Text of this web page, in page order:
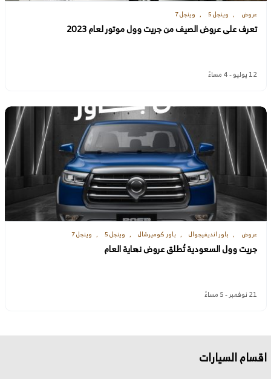
عروض وينجل 5 وينجل 7
تعرف على عروض الصيف من جريت وول موتور لعام 2023
12 يوليو - 4 مساءً
عروض باور انديفيجوال باور كوميرشال وينجل 5 وينجل 7
جريت وول السعودية تُطلق عروض نهاية العام
21 نوفمبر - 5 مساءً
اقسام السيارات